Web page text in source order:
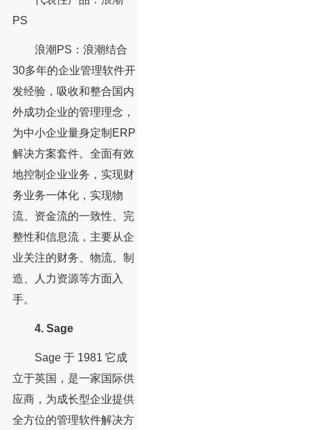
PS
浪潮PS：浪潮结合
30多年的企业管理软件开
发经验，吸收和整合国内
外成功企业的管理理念，
为中小企业量身定制ERP
解决方案套件。全面有效
地控制企业业务，实现财
务业务一体化，实现物
流、资金流的一致性、完
整性和信息流，主要从企
业关注的财务、物流、制
造、人力资源等方面入
手。
4. Sage
Sage 于 1981 它成
立于英国，是一家国际供
应商，为成长型企业提供
全方位的管理软件解决方